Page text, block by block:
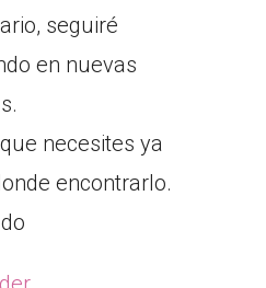
seguiré
en nuevas
necesites ya
encontrarlo.